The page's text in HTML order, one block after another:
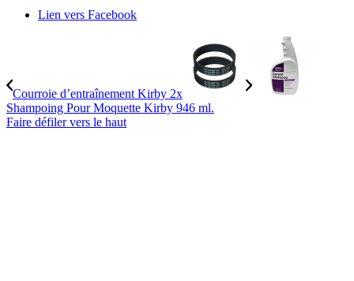
Lien vers Facebook
Courroie d’entraînement Kirby 2x
Shampoing Pour Moquette Kirby 946 ml.
Faire défiler vers le haut